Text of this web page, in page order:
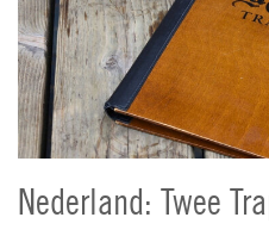
Nederland: Twee